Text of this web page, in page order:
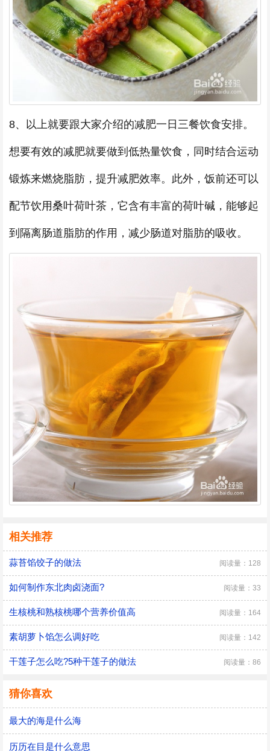
8、以上就要跟大家介绍的减肥一日三餐饮食安排。
想要有效的减肥就要做到低热量饮食，同时结合运动
锻炼来燃烧脂肪，提升减肥效率。此外，饭前还可以
配节饮用桑叶荷叶茶，它含有丰富的荷叶碱，能够起
到隔离肠道脂肪的作用，减少肠道对脂肪的吸收。
相关推荐
蒜苔馅饺子的做法 阅读量：128
如何制作东北肉卤浇面? 阅读量：33
生核桃和熟核桃哪个营养价值高 阅读量：164
素胡萝卜馅怎么调好吃 阅读量：142
干莲子怎么吃?5种干莲子的做法 阅读量：86
猜你喜欢
最大的海是什么海
历历在目是什么意思